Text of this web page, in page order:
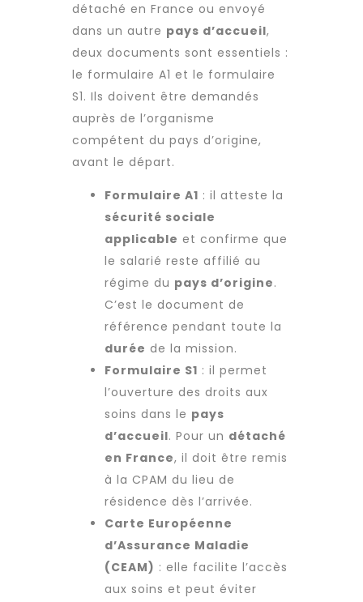
détaché en France ou envoyé
dans un autre pays d’accueil,
deux documents sont essentiels :
le formulaire A1 et le formulaire
S1. Ils doivent être demandés
auprès de l’organisme
compétent du pays d’origine,
avant le départ.
Formulaire A1 : il atteste la
sécurité sociale
applicable et confirme que
le salarié reste affilié au
régime du pays d’origine.
C’est le document de
référence pendant toute la
durée de la mission.
Formulaire S1 : il permet
l’ouverture des droits aux
soins dans le pays
d’accueil. Pour un détaché
en France, il doit être remis
à la CPAM du lieu de
résidence dès l’arrivée.
Carte Européenne
d’Assurance Maladie
(CEAM) : elle facilite l’accès
aux soins et peut éviter